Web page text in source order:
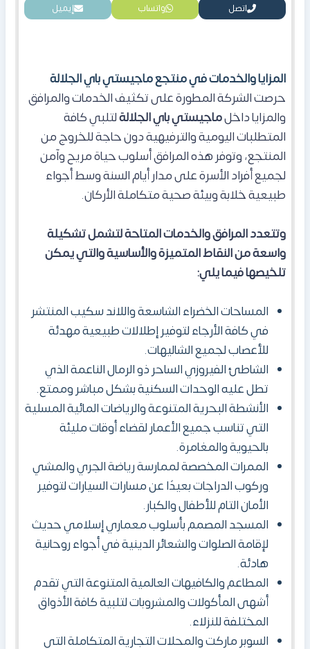
اتصل واتساب إيميل
المزايا والخدمات في منتجع ماجيستي باي الجلالة
حرصت الشركة المطورة على تكثيف الخدمات والمرافق
والمزايا داخلماجيستي باي الجلالةلتلبي كافة
المتطلبات اليومية والترفيهية دون حاجة للخروج من
المنتجع، وتوفر هذه المرافق أسلوب حياة مريح وآمن
لجميع أفراد الأسرة على مدار أيام السنة وسط أجواء
طبيعية خلابة وبيئة صحية متكاملة الأركان.
وتتعدد المرافق والخدمات المتاحة لتشمل تشكيلة
واسعة من النقاط المتميزة والأساسية والتي يمكن
تلخيصها فيما يلي:
المساحات الخضراء الشاسعة واللاند سكيب المنتشر
في كافة الأرجاء لتوفير إطلالات طبيعية مهدئة
للأعصاب لجميع الشاليهات.
الشاطئ الفيروزي الساحر ذو الرمال الناعمة الذي
تطل عليه الوحدات السكنية بشكل مباشر وممتع.
الأنشطة البحرية المتنوعة والرياضات المائية المسلية
التي تناسب جميع الأعمار لقضاء أوقات مليئة
بالحيوية والمغامرة.
الممرات المخصصة لممارسة رياضة الجري والمشي
وركوب الدراجات بعيدًا عن مسارات السيارات لتوفير
الأمان التام للأطفال والكبار.
المسجد المصمم بأسلوب معماري إسلامي حديث
لإقامة الصلوات والشعائر الدينية في أجواء روحانية
هادئة.
المطاعم والكافيهات العالمية المتنوعة التي تقدم
أشهى المأكولات والمشروبات لتلبية كافة الأذواق
المختلفة للنزلاء.
السوبر ماركت والمحلات التجارية المتكاملة التي